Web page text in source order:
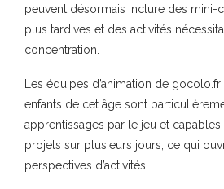
peuvent désormais inclure des mini-
plus tardives et des activités
concentration.
Les équipes d’animation de
enfants de cet âge sont
apprentissages par le jeu et capables
projets sur plusieurs jours, ce qui
perspectives d’activités.